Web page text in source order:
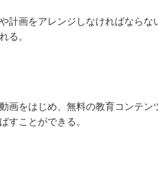
画をアレンジしなければならな
る。
画をはじめ、無料の教育コンテ
すことができる。